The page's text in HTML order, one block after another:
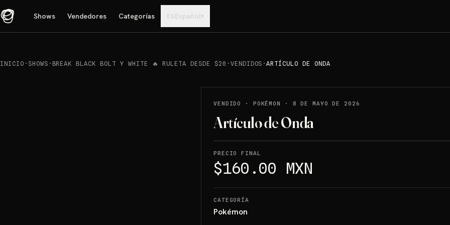
Shows Vendedores Categorías ES Español▾
INICIO · SHOWS · BREAK BLACK BOLT Y WHITE 🔥 RULETA DESDE $20 · VENDIDOS ·ARTÍCULO DE ONDA
VENDIDO · POKÉMON · 8 DE MAYO DE 2026
Artículo de Onda
PRECIO FINAL
$160.00 MXN
CATEGORÍA
Pokémon